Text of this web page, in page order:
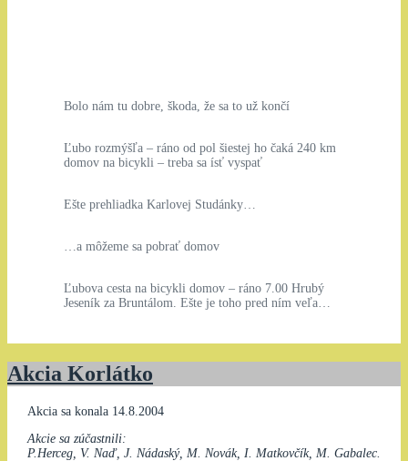
Bolo nám tu dobre, škoda, že sa to už končí
Ľubo rozmýšľa – ráno od pol šiestej ho čaká 240 km
domov na bicykli – treba sa ísť vyspať
Ešte prehliadka Karlovej Studánky…
…a môžeme sa pobrať domov
Ľubova cesta na bicykli domov – ráno 7.00 Hrubý
Jeseník za Bruntálom. Ešte je toho pred ním veľa…
Akcia Korlátko
Akcia sa konala 14.8.2004
Akcie sa zúčastnili:
P.Herceg, V. Naď, J. Nádaský, M. Novák, I. Matkovčík, M. Gabalec.